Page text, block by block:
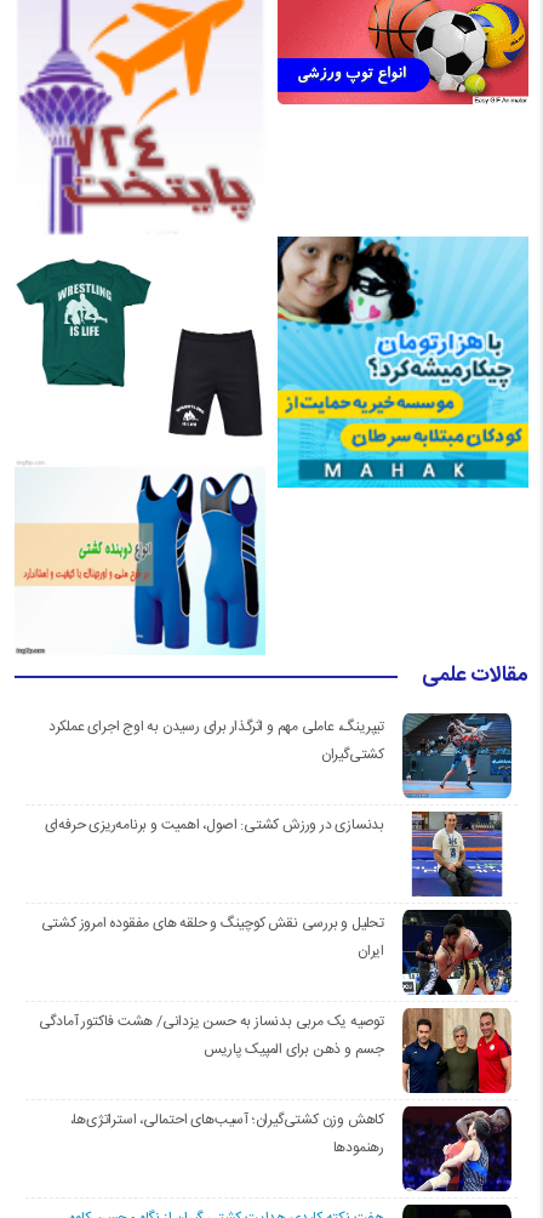
مقالات علمی
تیپرینگ، عاملی مهم و اثرگذار برای رسیدن به اوج اجرای عملکرد
کشتی‌گیران
بدنسازی در ورزش کشتی: اصول، اهمیت و برنامه‌ریزی حرفه‌ای
تحلیل و بررسی نقش کوچینگ و حلقه های مفقوده امروز کشتی
ایران
توصیه یک مربی بدنساز به حسن یزدانی/ هشت فاکتور آمادگی
جسم و ذهن برای المپیک پاریس
کاهش وزن کشتی‌گیران؛ آسیب‌های احتمالی، استراتژی‌ها،
رهنمودها